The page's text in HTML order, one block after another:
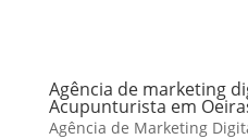
Agência de marketing
Acupunturista em
Agência de Marketing